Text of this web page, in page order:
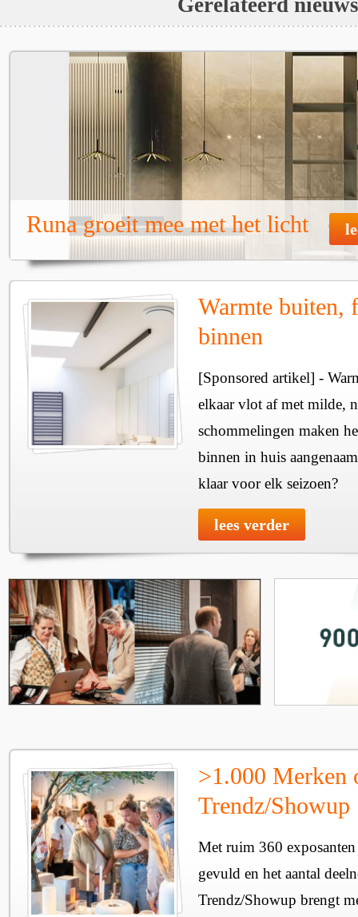
Runa groeit mee met het licht
Warmte buiten,
binnen
[Sponsored artikel] -
elkaar vlot af met milde,
schommelingen maken
binnen in huis
klaar voor elk seizoen?
lees verder
>1.000 Merken
Trendz/Showup
Met ruim 360
gevuld en het aantal
Trendz/Showup brengt